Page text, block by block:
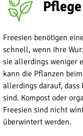
Freesien benötigen
schnell, wenn ihre
sie allerdings weniger
kann die Pflanzen
allerdings darauf,
sind. Kompost oder
Freesien sind nicht
überwintert werden.